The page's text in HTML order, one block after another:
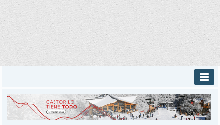
INICIO
PROVINCIALES